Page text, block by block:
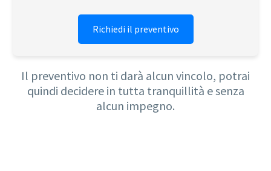
Richiedi il preventivo
Il preventivo non ti darà alcun vincolo, potrai
quindi decidere in tutta tranquillità e senza
alcun impegno.